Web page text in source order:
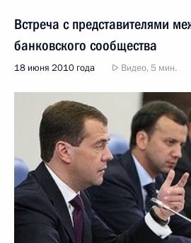
Встреча с представителями
банковского сообщества
18 июня 2010 года Видео, 5 мин.